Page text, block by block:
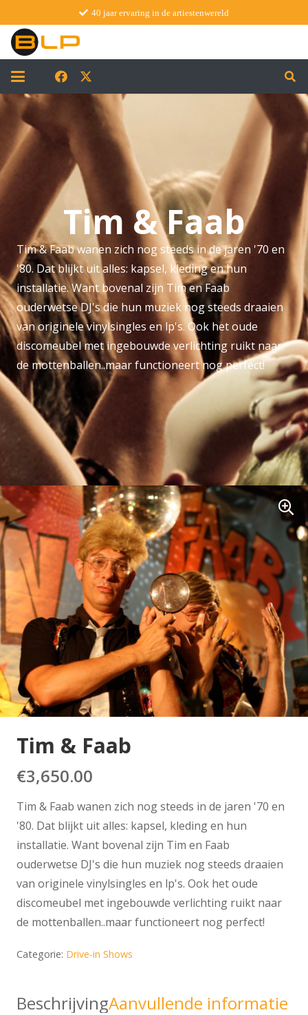
40 jaar ervaring in de artiestenwereld
Tim & Faab
Tim & Faab wanen zich nog steeds in de jaren '70 en
'80. Dat blijkt uit alles: kapsel, kleding en hun
installatie. Want bovenal zijn Tim en Faab
ouderwetse DJ's die hun muziek nog steeds draaien
van originele vinylsingles en lp's. Ook het oude
discomeubel met ingebouwde verlichting ruikt naar
de mottenballen..maar functioneert nog perfect!
Tim & Faab
€3,650.00
Tim & Faab wanen zich nog steeds in de jaren '70 en
'80. Dat blijkt uit alles: kapsel, kleding en hun
installatie. Want bovenal zijn Tim en Faab
ouderwetse DJ's die hun muziek nog steeds draaien
van originele vinylsingles en lp's. Ook het oude
discomeubel met ingebouwde verlichting ruikt naar
de mottenballen..maar functioneert nog perfect!
Categorie: Drive-in Shows
BeschrijvingAanvullende informatie